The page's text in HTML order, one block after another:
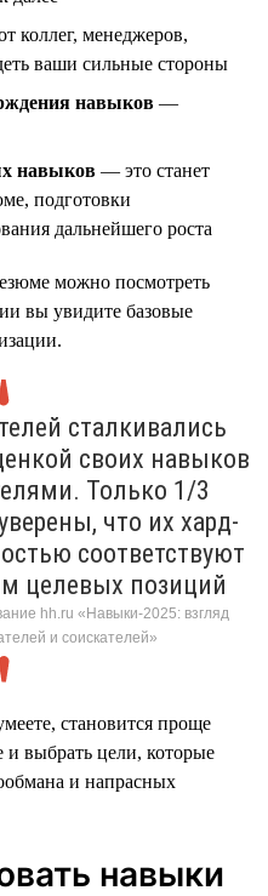
коллег, менеджеров,
ваши сильные стороны
навыков —
навыков — это станет
подготовки
дальнейшего роста
можно посмотреть
вы увидите базовые
сталкивались
своих навыков
Только 1/3
что их хард-
соответствуют
целевых позиций
hh.ru «Навыки-2025: взгляд
и соискателей»
становится проще
выбрать цели, которые
и напрасных
навыки